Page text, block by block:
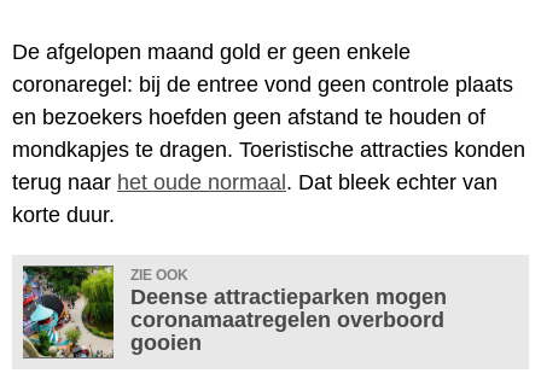
De afgelopen maand gold er geen enkele
coronaregel: bij de entree vond geen controle plaats
en bezoekers hoefden geen afstand te houden of
mondkapjes te dragen. Toeristische attracties konden
terug naar het oude normaal. Dat bleek echter van
korte duur.
ZIE OOK
Deense attractieparken mogen
coronamaatregelen overboord
gooien